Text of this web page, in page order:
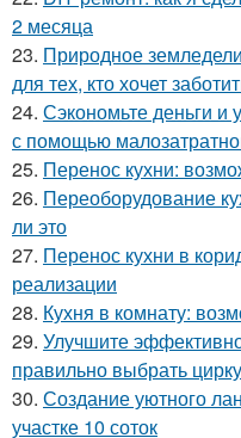
2 месяца
23. Природное
для тех, кто хочет
24. Сэкономьте деньги и
с помощью
25. Перенос кухни:
26. Переоборудование
ли это
27. Перенос кухни в
реализации
28. Кухня в комнату:
29. Улучшите
правильно выбрать
30. Создание уютного
участке 10 соток